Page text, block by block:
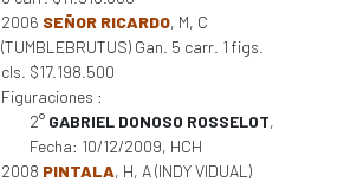
2006 SEÑOR RICARDO, M, C
(TUMBLEBRUTUS) Gan. 5 carr. 1 figs.
cls. $17.198.500
Figuraciones :
2° GABRIEL DONOSO ROSSELOT,
Fecha: 10/12/2009, HCH
2008 PINTALA, H, A (INDY VIDUAL)